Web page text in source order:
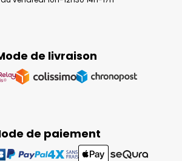
de paiement
de livraison